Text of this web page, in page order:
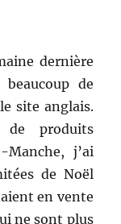
dernière
de
site anglais.
de produits
Manche, j’ai
de Noël
en vente
ne sont plus